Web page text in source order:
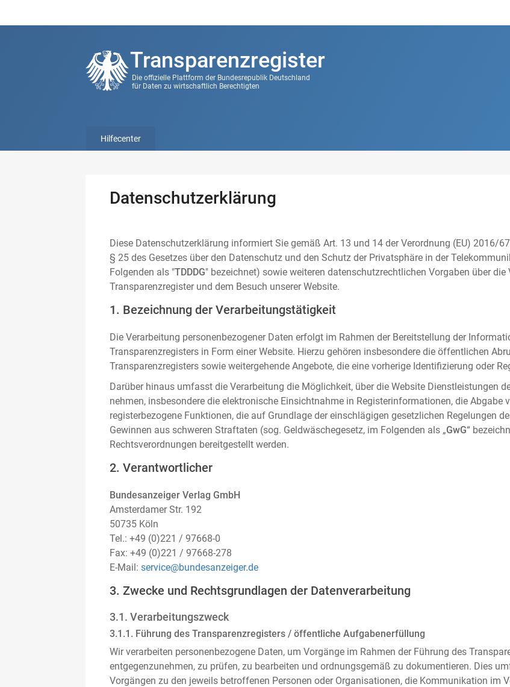
Transparenzregister
Die offizielle Plattform der Bundesrepublik Deutschland
für Daten zu wirtschaftlich Berechtigten
Hilfecenter
Datenschutzerklärung
Diese Datenschutzerklärung informiert Sie gemäß Art. 13 und 14 der Verordnung (EU) 2016/
§ 25 des Gesetzes über den Datenschutz und den Schutz der Privatsphäre in der
Folgenden als "TDDDG" bezeichnet) sowie weiteren datenschutzrechtlichen Vorgaben über
Transparenzregister und dem Besuch unserer Website.
1. Bezeichnung der Verarbeitungstätigkeit
Die Verarbeitung personenbezogener Daten erfolgt im Rahmen der Bereitstellung der
Transparenzregisters in Form einer Website. Hierzu gehören insbesondere die öffentlichen
Transparenzregisters sowie weitergehende Angebote, die eine vorherige Identifizierung oder
Darüber hinaus umfasst die Verarbeitung die Möglichkeit, über die Website Dienstleistungen
nehmen, insbesondere die elektronische Einsichtnahme in Registerinformationen, die Abgabe
registerbezogene Funktionen, die auf Grundlage der einschlägigen gesetzlichen Regelungen
Gewinnen aus schweren Straftaten (sog. Geldwäschegesetz, im Folgenden als „GwG“
Rechtsverordnungen bereitgestellt werden.
2. Verantwortlicher
Bundesanzeiger Verlag GmbH
Amsterdamer Str. 192
50735 Köln
Tel.: +49 (0)221 / 97668-0
Fax: +49 (0)221 / 97668-278
E-Mail: service@bundesanzeiger.de
3. Zwecke und Rechtsgrundlagen der Datenverarbeitung
3.1. Verarbeitungszweck
3.1.1. Führung des Transparenzregisters / öffentliche Aufgabenerfüllung
Wir verarbeiten personenbezogene Daten, um Vorgänge im Rahmen der Führung des
entgegenzunehmen, zu prüfen, zu bearbeiten und ordnungsgemäß zu dokumentieren. Dies
Vorgängen zu den jeweils betroffenen Personen oder Organisationen, die Kommunikation im